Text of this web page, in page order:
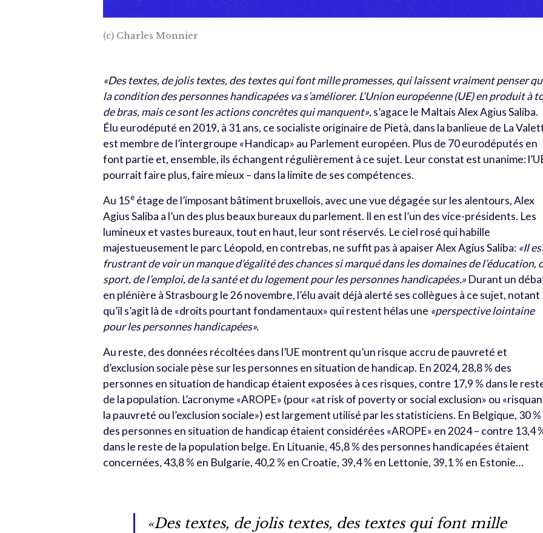
(c) Charles Monnier
«Des textes, de jolis textes, des textes qui font mille promesses, qui laissent vraiment penser
la condition des personnes handicapées va s’améliorer. L’Union européenne (UE) en produit à
de bras, mais ce sont les actions concrètes qui manquent», s’agace le Maltais Alex Agius Saliba.
Élu eurodéputé en 2019, à 31 ans, ce socialiste originaire de Pietà, dans la banlieue de La
est membre de l’intergroupe «Handicap» au Parlement européen. Plus de 70 eurodéputés en
font partie et, ensemble, ils échangent régulièrement à ce sujet. Leur constat est unanime:
pourrait faire plus, faire mieux – dans la limite de ses compétences.
Au 15e étage de l’imposant bâtiment bruxellois, avec une vue dégagée sur les alentours, Alex
Agius Saliba a l’un des plus beaux bureaux du parlement. Il en est l’un des vice-présidents. Les
lumineux et vastes bureaux, tout en haut, leur sont réservés. Le ciel rosé qui habille
majestueusement le parc Léopold, en contrebas, ne suffit pas à apaiser Alex Agius Saliba: «Il
frustrant de voir un manque d’égalité des chances si marqué dans les domaines de l’éducation,
sport, de l’emploi, de la santé et du logement pour les personnes handicapées.» Durant un
en plénière à Strasbourg le 26 novembre, l’élu avait déjà alerté ses collègues à ce sujet, notant
qu’il s’agit là de «droits pourtant fondamentaux» qui restent hélas une «perspective lointaine
pour les personnes handicapées».
Au reste, des données récoltées dans l’UE montrent qu’un risque accru de pauvreté et
d’exclusion sociale pèse sur les personnes en situation de handicap. En 2024, 28,8 % des
personnes en situation de handicap étaient exposées à ces risques, contre 17,9 % dans le
de la population. L’acronyme «AROPE» (pour «at risk of poverty or social exclusion» ou
la pauvreté ou l’exclusion sociale») est largement utilisé par les statisticiens. En Belgique, 30 %
des personnes en situation de handicap étaient considérées «AROPE» en 2024 – contre 13,4
dans le reste de la population belge. En Lituanie, 45,8 % des personnes handicapées étaient
concernées, 43,8 % en Bulgarie, 40,2 % en Croatie, 39,4 % en Lettonie, 39,1 % en Estonie…
«Des textes, de jolis textes, des textes qui font mille